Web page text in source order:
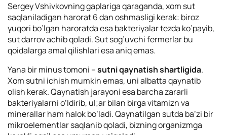
Sergey Vshivkovning gaplariga qaraganda, xom sut
saqlaniladigan harorat 6 dan oshmasligi kerak: biroz
yuqori bo’lgan haroratda esa bakteriyalar tezda ko’payib,
sut darrov achib qoladi. Sut sog’uvchi fermerlar bu
qoidalarga amal qilishlari esa aniq emas.
Yana bir minus tomoni –sutni qaynatish shartligidа.
Xom sutni ichish mumkin emas, uni albatta qaynatib
olish kerak. Qaynatish jarayoni esa barcha zararli
bakteriyalarni o’ldirib, ul;ar bilan birga vitamizn va
minerallar ham halok bo’ladi. Qaynatilgan sutda ba’zi bir
mikroelementlar saqlanib qoladi, bizning organizmga